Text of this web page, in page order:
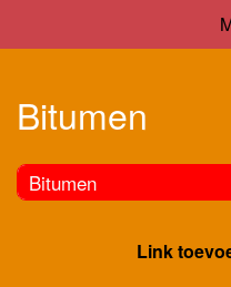
Bitumen
Bitumen
Link